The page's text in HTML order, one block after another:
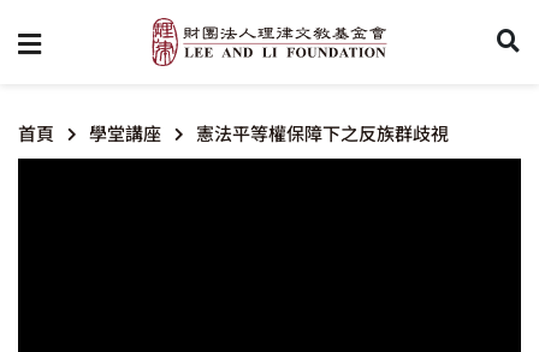
首頁 學堂講座 憲法平等權保障下之反族群歧視